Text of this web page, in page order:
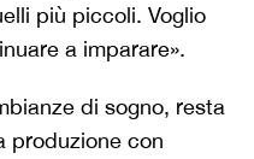
più piccoli. Voglio
a imparare».
di sogno, resta
produzione con